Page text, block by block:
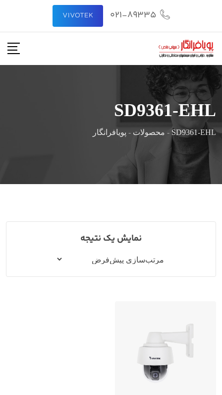
محتوا
021-89335
VIVOTEK
SD9361-EHL
SD9361-EHL
- محصولات - پویافرانگار
نمایش یک نتیجه